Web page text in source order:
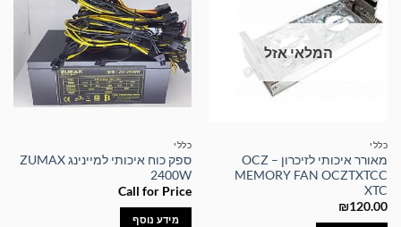
המלאי אזל
כללי
מאורר איכותי לזיכרון – OCZ
MEMORY FAN OCZTXTCC
XTC
₪120.00
כללי
ספק כוח איכותי למיינינג ZUMAX
2400W
Call for Price
מידע נוסף